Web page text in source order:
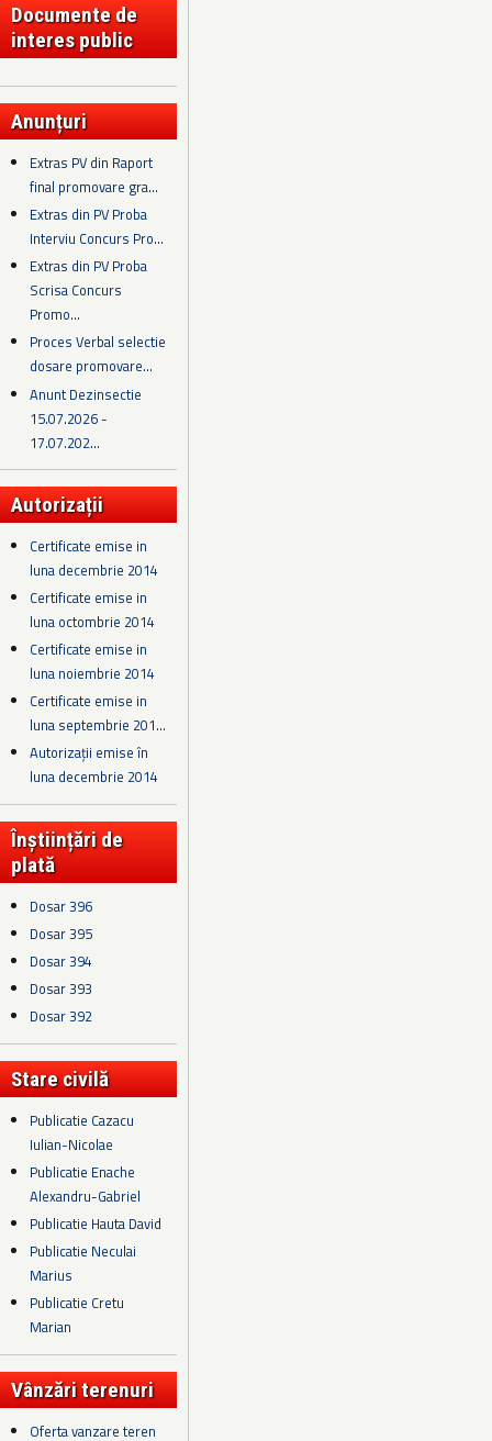
Documente de
interes public
Anunțuri
Extras PV din Raport
final promovare gra...
Extras din PV Proba
Interviu Concurs Pro...
Extras din PV Proba
Scrisa Concurs
Promo...
Proces Verbal selectie
dosare promovare...
Anunt Dezinsectie
15.07.2026 -
17.07.202...
Autorizații
Certificate emise in
luna decembrie 2014
Certificate emise in
luna octombrie 2014
Certificate emise in
luna noiembrie 2014
Certificate emise in
luna septembrie 201...
Autorizații emise în
luna decembrie 2014
Înștiințări de
plată
Dosar 396
Dosar 395
Dosar 394
Dosar 393
Dosar 392
Stare civilă
Publicatie Cazacu
Iulian-Nicolae
Publicatie Enache
Alexandru-Gabriel
Publicatie Hauta David
Publicatie Neculai
Marius
Publicatie Cretu
Marian
Vânzări terenuri
Oferta vanzare teren